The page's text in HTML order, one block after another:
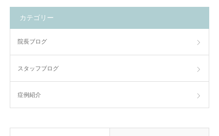
カテゴリー
院長ブログ
スタッフブログ
症例紹介